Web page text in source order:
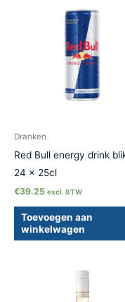
Dranken
Red Bull energy drink
24 x 25cl
€39.25 excl. BTW
Toevoegen aan
winkelwagen